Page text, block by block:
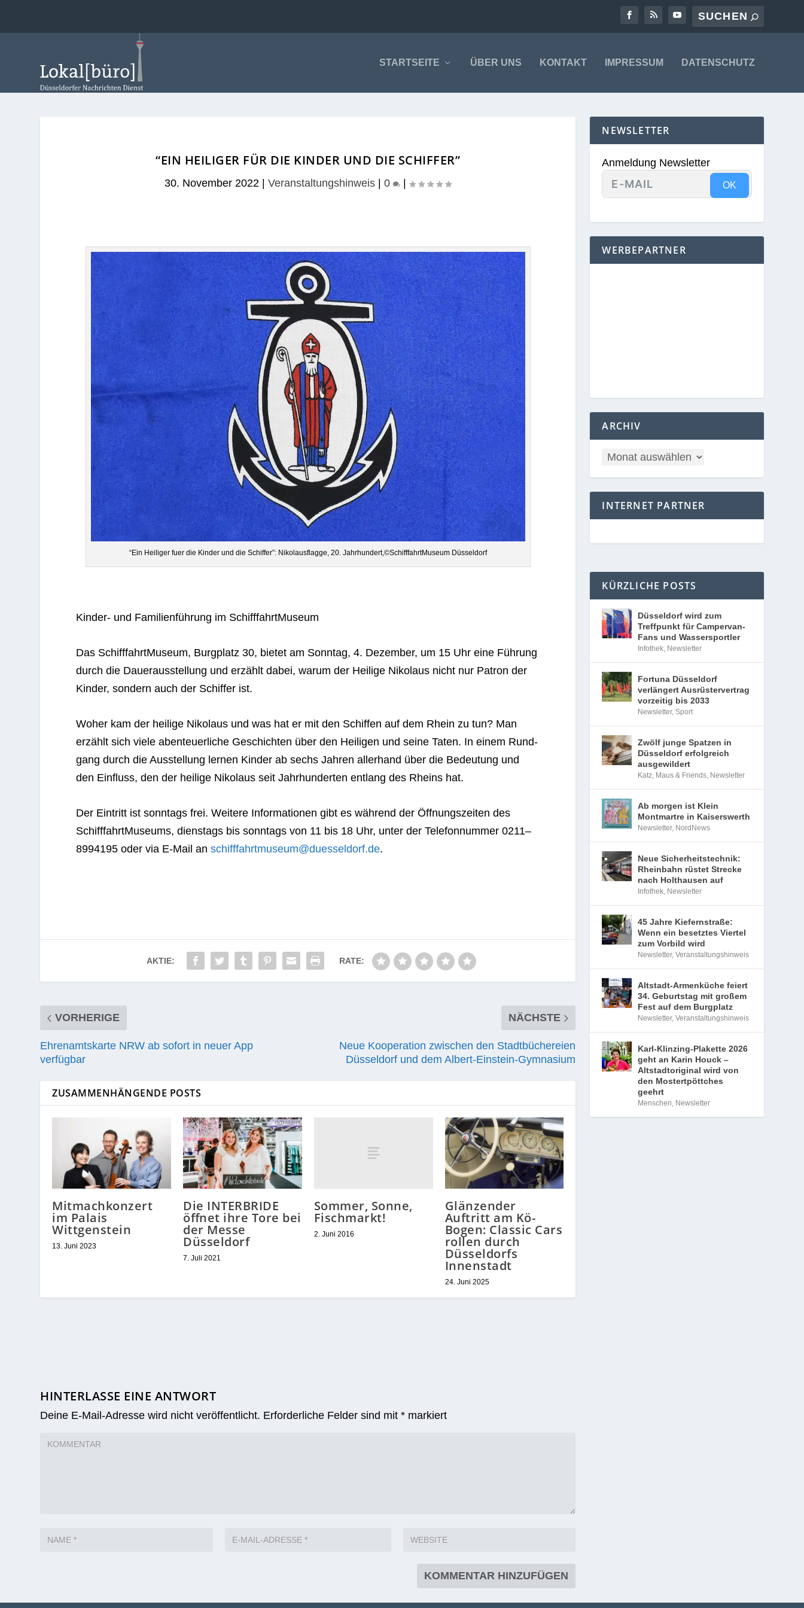
STARTSEITE ÜBER UNS KONTAKT IMPRESSUM DATENSCHUTZ
“EIN HEILIGER FÜR DIE KINDER UND DIE SCHIFFER”
30. November 2022 |Veranstaltungshinweis |0 |
“Ein Hei­li­ger fuer die Kin­der und die Schif­fer”: Niko­laus­flagge, 20. Jahrhundert,©SchifffahrtMuseum Düsseldorf
Kin­der- und Fami­li­en­füh­rung im SchifffahrtMuseum
Das Schiff­fahrt­Mu­seum, Burg­platz 30, bie­tet am Sonn­tag, 4. Dezem­ber, um 15 Uhr eine Füh­rung
durch die Dau­er­aus­stel­lung und erzählt dabei, warum der Hei­lige Niko­laus nicht nur Patron der
Kin­der, son­dern auch der Schif­fer ist.
Woher kam der hei­lige Niko­laus und was hat er mit den Schif­fen auf dem Rhein zu tun? Man
erzählt sich viele aben­teu­er­li­che Geschich­ten über den Hei­li­gen und seine Taten. In einem Rund­
gang durch die Aus­stel­lung ler­nen Kin­der ab sechs Jah­ren aller­hand über die Bedeu­tung und
den Ein­fluss, den der hei­lige Niko­laus seit Jahr­hun­der­ten ent­lang des Rheins hat.
Der Ein­tritt ist sonn­tags frei. Wei­tere Infor­ma­tio­nen gibt es wäh­rend der Öff­nungs­zei­ten des
Schiff­fahrt­Mu­se­ums, diens­tags bis sonn­tags von 11 bis 18 Uhr, unter der Tele­fon­num­mer 0211–
8994195 oder via E‑Mail anschifffahrtmuseum@duesseldorf.de.
AKTIE: RATE:
VORHERIGE
Ehrenamtskarte NRW ab sofort in neuer App
verfügbar
NÄCHSTE
Neue Kooperation zwischen den Stadtbüchereien
Düsseldorf und dem Albert-Einstein-Gymnasium
ZUSAMMENHÄNGENDE POSTS
Mitmachkonzert
im Palais
Wittgenstein
13. Juni 2023
Die INTERBRIDE
öffnet ihre Tore bei
der Messe
Düsseldorf
7. Juli 2021
Sommer, Sonne,
Fischmarkt!
2. Juni 2016
Glänzender
Auftritt am Kö-
Bogen: Classic Cars
rollen durch
Düsseldorfs
Innenstadt
24. Juni 2025
HINTERLASSE EINE ANTWORT
Deine E-Mail-Adresse wird nicht veröffentlicht. Erforderliche Felder sind mit* markiert
NEWSLETTER
Anmeldung Newsletter
OK
WERBEPARTNER
ARCHIV
INTERNET PARTNER
KÜRZLICHE POSTS
Düsseldorf wird zum
Treffpunkt für Campervan-
Fans und Wassersportler
Infothek, Newsletter
Fortuna Düsseldorf
verlängert Ausrüstervertrag
vorzeitig bis 2033
Newsletter,Sport
Zwölf junge Spatzen in
Düsseldorf erfolgreich
ausgewildert
Katz, Maus & Friends, Newsletter
Ab morgen ist Klein
Montmartre in Kaiserswerth
Newsletter, NordNews
Neue Sicherheitstechnik:
Rheinbahn rüstet Strecke
nach Holthausen auf
Infothek, Newsletter
45 Jahre Kiefernstraße:
Wenn ein besetztes Viertel
zum Vorbild wird
Newsletter,Veranstaltungshinweis
Altstadt-Armenküche feiert
34. Geburtstag mit großem
Fest auf dem Burgplatz
Newsletter,Veranstaltungshinweis
Karl-Klinzing-Plakette 2026
geht an Karin Houck –
Altstadtoriginal wird von
den Mostertpöttches
geehrt
Menschen, Newsletter